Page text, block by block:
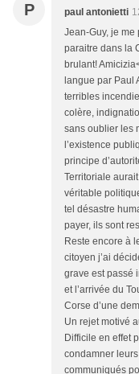
P paul antonietti
Jean-Guy, je
paraitre dans la
brulant!
langue par Paul
terribles
colère,
sans oublier les
l’existence
principe
Territoriale
véritable
tel désastre
payer, ils sont
Reste encore à
citoyen j’ai
grave est passé
et l’arrivée du
Corse d’une
Un rejet motivé
Difficile en effet
condamner
communiqués